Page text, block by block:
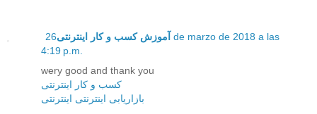
آموزش کسب و کار اینترنتی26 de marzo de 2018 a las
4:19 p.m.
wery good and thank you
کسب و کار اینترنتی
بازاریابی اینترنتی اینترنتی